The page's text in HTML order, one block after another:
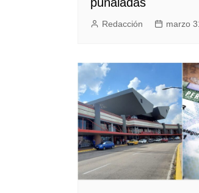
Redacción marzo